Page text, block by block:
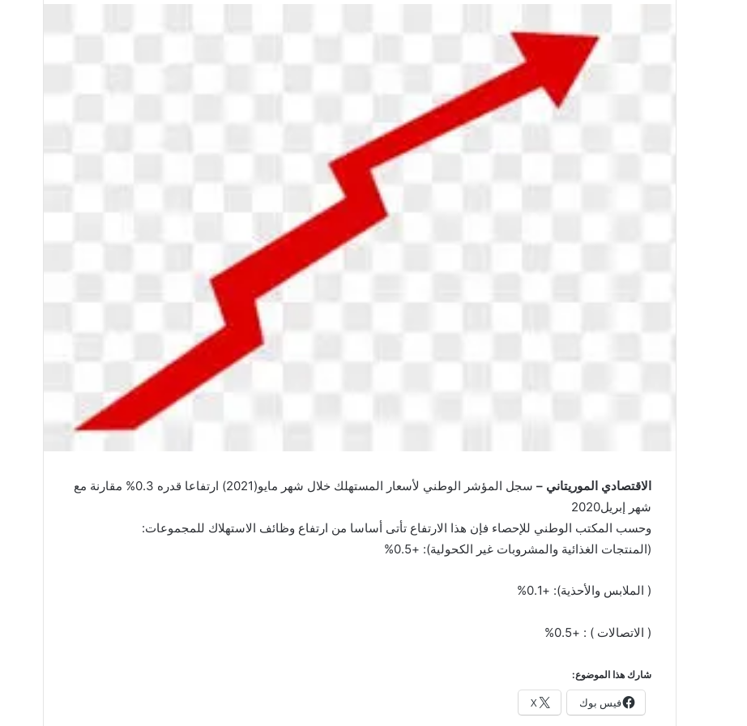
الاقتصادي الموريتاني –
سجل المؤشر الوطني لأسعار المستهلك خلال شهر مايو(2021) ارتفاعا قدره 0.3% مقارنة مع
شهر إبريل2020
وحسب المكتب الوطني للإحصاء فإن هذا الارتفاع تأتى أساسا من ارتفاع وظائف الاستهلاك للمجموعات:
(المنتجات الغذائية والمشروبات غير الكحولية): +0.5%
( الملابس والأحذية): +0.1%
( الاتصالات ) : +0.5%
شارك هذا الموضوع:
فيس بوك X